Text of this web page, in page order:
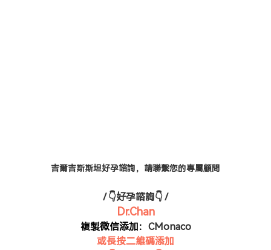
吉爾吉斯斯坦好孕諮詢，請聯繫您的專屬顧問
/ 👇好孕諮詢👇 /
Dr.Chan
複製微信添加： CMonaco
或長按二維碼添加